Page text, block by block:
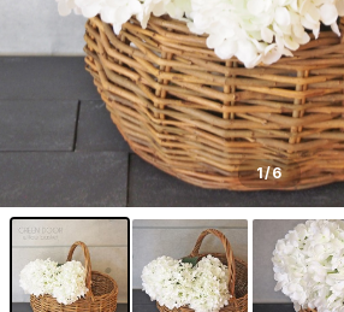
1/6